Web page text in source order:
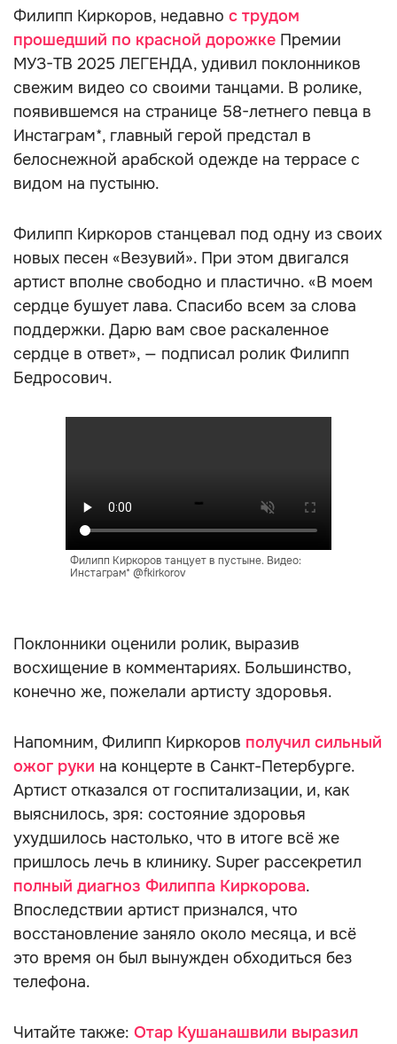
Филипп Киркоров, недавно с трудом
прошедший по красной дорожке Премии
МУЗ-ТВ 2025 ЛЕГЕНДА, удивил поклонников
свежим видео со своими танцами. В ролике,
появившемся на странице 58-летнего певца в
Инстаграм*, главный герой предстал в
белоснежной арабской одежде на террасе с
видом на пустыню.
Филипп Киркоров станцевал под одну из своих
новых песен «Везувий». При этом двигался
артист вполне свободно и пластично. «В моем
сердце бушует лава. Спасибо всем за слова
поддержки. Дарю вам свое раскаленное
сердце в ответ», — подписал ролик Филипп
Бедросович.
Филипп Киркоров танцует в пустыне. Видео:
Инстаграм* @fkirkorov
Поклонники оценили ролик, выразив
восхищение в комментариях. Большинство,
конечно же, пожелали артисту здоровья.
Напомним, Филипп Киркоров получил сильный
ожог руки на концерте в Санкт-Петербурге.
Артист отказался от госпитализации, и, как
выяснилось, зря: состояние здоровья
ухудшилось настолько, что в итоге всё же
пришлось лечь в клинику. Super рассекретил
полный диагноз Филиппа Киркорова.
Впоследствии артист признался, что
восстановление заняло около месяца, и всё
это время он был вынужден обходиться без
телефона.
Читайте также: Отар Кушанашвили выразил